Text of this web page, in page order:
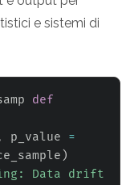
e sistemi di
def
p_value =
)
Data drift